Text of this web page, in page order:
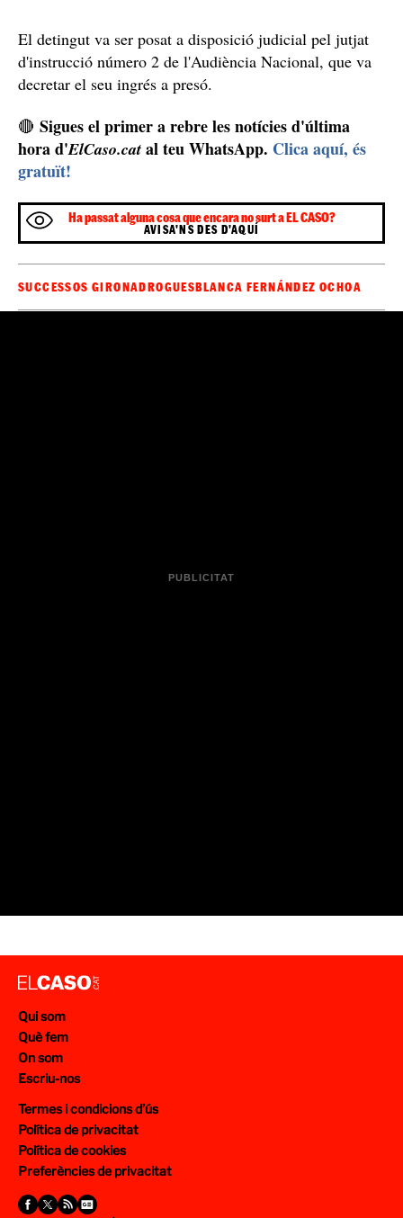
El detingut va ser posat a disposició judicial pel jutjat
d'instrucció número 2 de l'Audiència Nacional, que va
decretar el seu ingrés a presó.
🔴 Sigues el primer a rebre les notícies d'última
hora d'ElCaso.cat al teu WhatsApp. Clica aquí, és
gratuït!
Ha passat alguna cosa que encara no surt a EL CASO?
AVISA'NS DES D'AQUÍ
SUCCESSOS GIRONADROGUESBLANCA FERNÁNDEZ OCHOA
Qui som
Què fem
On som
Escriu-nos
Termes i condicions d’ús
Política de privacitat
Política de cookies
Preferències de privacitat